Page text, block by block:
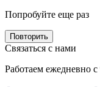
Попробуйте еще раз
Повторить
Связаться с нами
Работаем ежедневно с